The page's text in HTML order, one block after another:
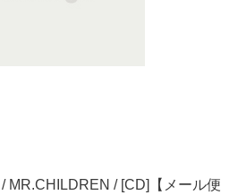
/ MR.CHILDREN / [CD]【メール便